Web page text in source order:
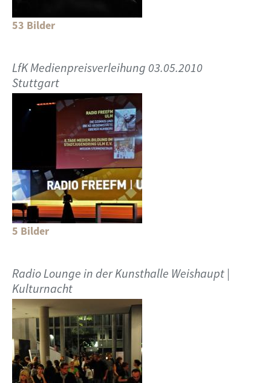
53 Bilder
LfK Medienpreisverleihung 03.05.2010
Stuttgart
5 Bilder
Radio Lounge in der Kunsthalle Weishaupt |
Kulturnacht